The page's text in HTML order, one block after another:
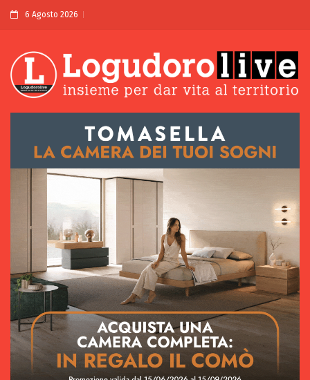
6 Agosto 2026